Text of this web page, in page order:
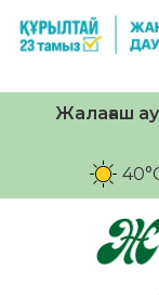
Жалағаш